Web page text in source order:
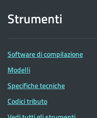
Strumenti
Software di compilazione
Modelli
Specifiche tecniche
Codici tributo